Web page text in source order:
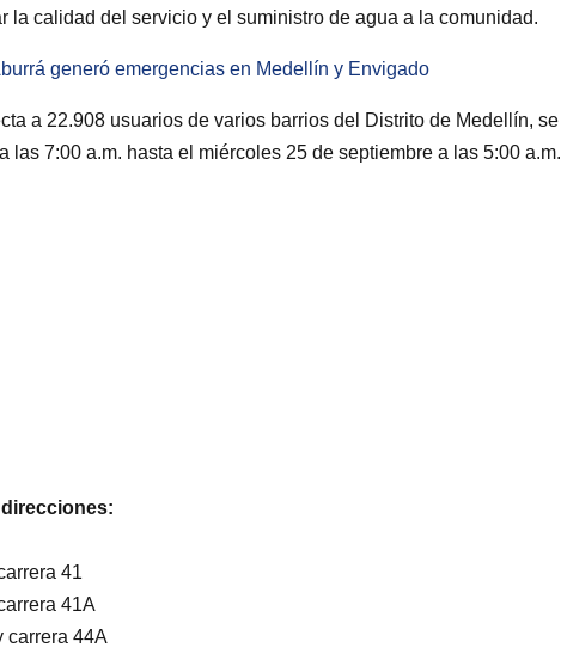
la calidad del servicio y el suministro de agua a la comunidad.
generó emergencias en Medellín y Envigado
a 22.908 usuarios de varios barrios del Distrito de Medellín, se
las 7:00 a.m. hasta el miércoles 25 de septiembre a las 5:00 a.m.
41
41A
carrera 44A